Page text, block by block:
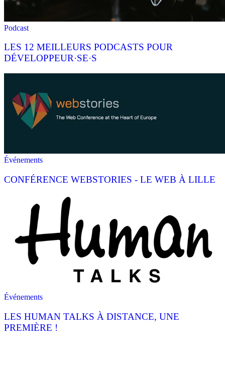
Podcast
LES 12 MEILLEURS PODCASTS POUR
DÉVELOPPEUR·SE·S
Événements
CONFÉRENCE WEBSTORIES - LE WEB À LILLE
Événements
LES HUMAN TALKS À DISTANCE, UNE
PREMIÈRE !